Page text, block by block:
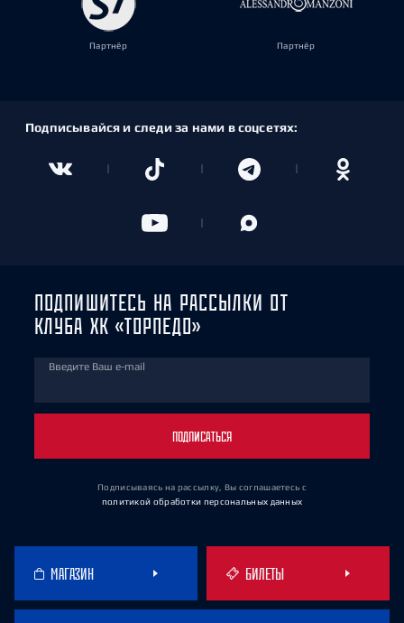
Партнёр Партнёр
Подписывайся и следи за нами в соцсетях:
ПОДПИШИТЕСЬ НА РАССЫЛКИ ОТ
КЛУБА ХК «ТОРПЕДО»
Введите Ваш e-mail
ПОДПИСАТЬСЯ
Подписываясь на рассылку, Вы соглашаетесь с
политикой обработки персональных данных
МАГАЗИН БИЛЕТЫ